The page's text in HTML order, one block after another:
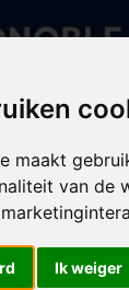
maakt
van de
Ik weiger
Disposables
Schoonmaak
Home